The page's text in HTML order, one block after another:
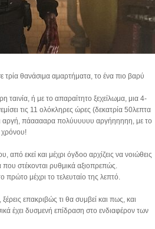
θανάσιμα αμαρτήματα, το ένα πιο βαρύ
ταινία, ή με το απαραίτητο ξεχείλωμα, μια 4-
τις 11 ολόκληρες ώρες (δεκατρία 50λεπτα
αργή, πάααααρα πολύυυυυυ αργήηηηηη, με το
χρόνου!
από εκεί και μέχρι όγδοο αρχίζεις να νοιώθεις
που στέκονται ρυθμικά αξιοπρεπώς.
πρώτο μέχρι το τελευταίο της λεπτό.
επακριβώς τι θα συμβεί και πως, και
έχει δυσμενή επίδραση στο ενδιαφέρον των